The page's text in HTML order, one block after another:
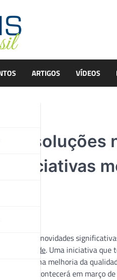
ARTIGOS VÍDEOS
soluções
iniciativas
avanços e novidades
na Saúde. Uma iniciativa que
de fato, na melhoria da
acontecerá em março